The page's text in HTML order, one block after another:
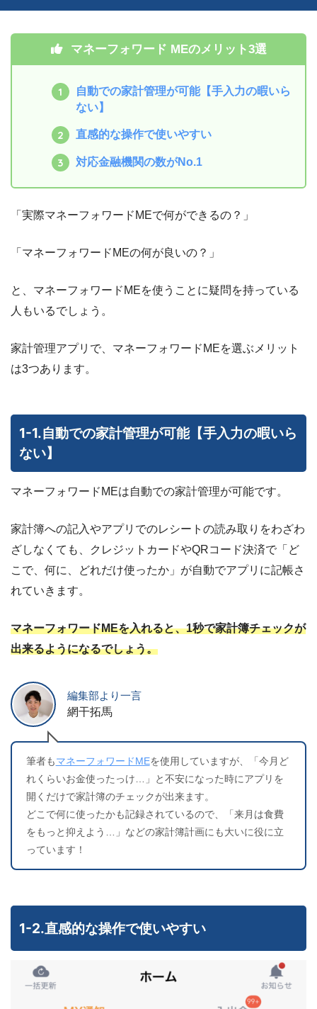
マネーフォワード MEのメリット3選
自動での家計管理が可能【手入力の暇いら
ない】
直感的な操作で使いやすい
対応金融機関の数がNo.1
「実際マネーフォワードMEで何ができるの？」
「マネーフォワードMEの何が良いの？」
と、マネーフォワードMEを使うことに疑問を持っている
人もいるでしょう。
家計管理アプリで、マネーフォワードMEを選ぶメリット
は3つあります。
1-1.自動での家計管理が可能【手入力の暇いら
ない】
マネーフォワードMEは自動での家計管理が可能です。
家計簿への記入やアプリでのレシートの読み取りをわざわ
ざしなくても、クレジットカードやQRコード決済で「ど
こで、何に、どれだけ使ったか」が自動でアプリに記帳さ
れていきます。
マネーフォワードMEを入れると、1秒で家計簿チェックが
出来るようになるでしょう。
編集部より一言
網干拓馬
筆者もマネーフォワードMEを使用していますが、「今月ど
れくらいお金使ったっけ…」と不安になった時にアプリを
開くだけで家計簿のチェックが出来ます。
どこで何に使ったかも記録されているので、「来月は食費
をもっと抑えよう…」などの家計簿計画にも大いに役に立
っています！
1-2.直感的な操作で使いやすい